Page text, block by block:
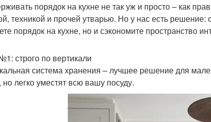
порядок на кухне не так уж и просто – как
техникой и прочей утварью. Но у нас есть
порядок на кухне, но и сэкономите пространство
строго по вертикали
система хранения – лучшее решение для
но легко уместят всю вашу посуду.